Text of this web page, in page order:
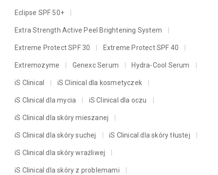
Eclipse SPF 50+
Extra Strength Active Peel Brightening System
Extreme Protect SPF 30 Extreme Protect SPF 40
Extremozyme Genexc Serum Hydra-Cool Serum
iS Clinical iS Clinical dla kosmetyczek
iS Clinical dla mycia iS Clinical dla oczu
iS Clinical dla skóry mieszanej
iS Clinical dla skóry suchej iS Clinical dla skóry tłustej
iS Clinical dla skóry wrażliwej
iS Clinical dla skóry z problemami